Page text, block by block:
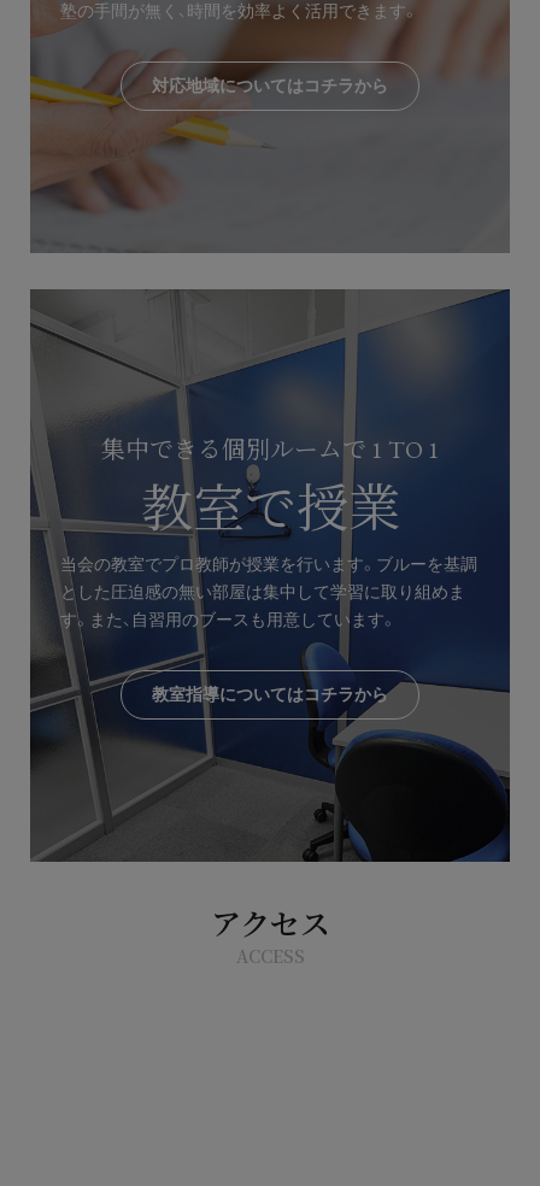
塾の手間が無く、時間を効率よく活用できます。
対応地域についてはコチラから
集中できる個別ルームで 1 TO 1
教室で授業
当会の教室でプロ教師が授業を行います。ブルーを基調
とした圧迫感の無い部屋は集中して学習に取り組めま
す。また、自習用のブースも用意しています。
教室指導についてはコチラから
アクセス
ACCESS